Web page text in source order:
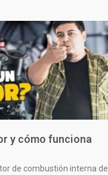
y cómo funciona
de combustión interna de